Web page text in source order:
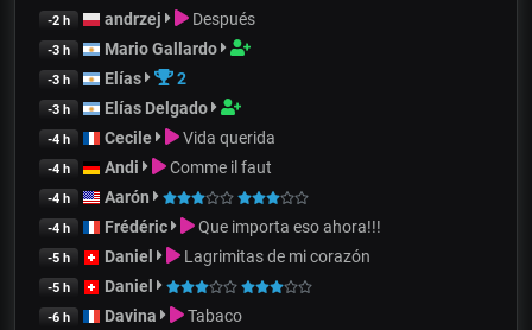
-2 h andrzej Después
-3 h Mario Gallardo
-3 h Elías 2
-3 h Elías Delgado
-4 h Cecile Vida querida
-4 h Andi Comme il faut
-4 h Aarón
-4 h Frédéric Que importa eso ahora!!!
-5 h Daniel Lagrimitas de mi corazón
-5 h Daniel
-6 h Davina Tabaco